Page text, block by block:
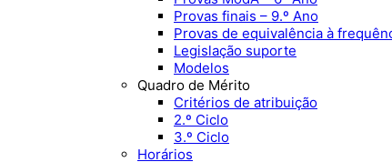
Provas finais – 9.º Ano
Provas de equivalência à
Legislação suporte
Modelos
Quadro de Mérito
Critérios de atribuição
2.º Ciclo
3.º Ciclo
Horários